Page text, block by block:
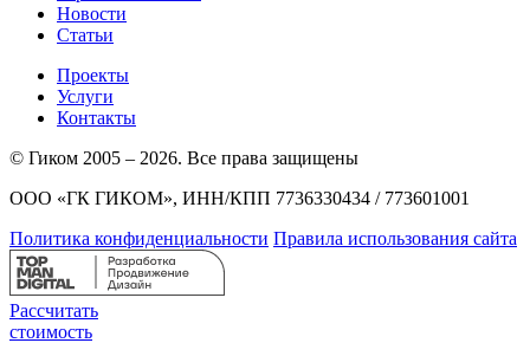
Новости
Статьи
Проекты
Услуги
Контакты
© Гиком 2005 – 2026. Все права защищены
ООО «ГК ГИКОМ», ИНН/КПП 7736330434 / 773601001
Политика конфиденциальности Правила использования сайта
Рассчитать
стоимость